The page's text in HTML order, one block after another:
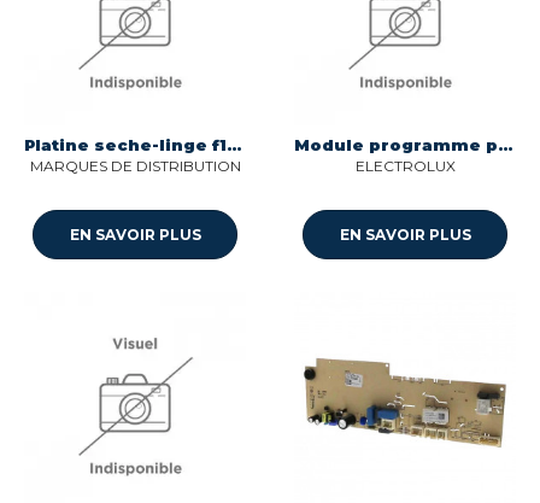
Platine seche-linge f1 10791482 cn05 Sogedis 22341794
MARQUES DE DISTRIBUTION
EN SAVOIR PLUS
Module programme pour seche-linge Electrolux 97491609924001
ELECTROLUX
EN SAVOIR PLUS